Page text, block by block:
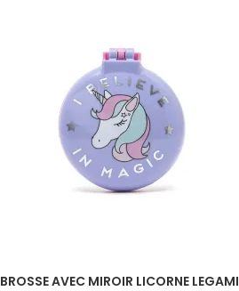
BROSSE AVEC MIROIR LICORNE LEGAMI